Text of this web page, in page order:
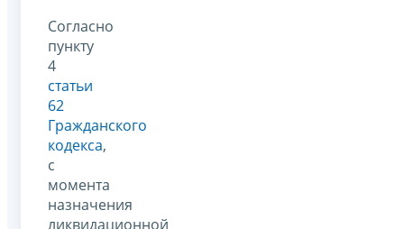
Согласно
пункту
4
статьи
62
Гражданского
кодекса,
с
момента
назначения
ликвидационной